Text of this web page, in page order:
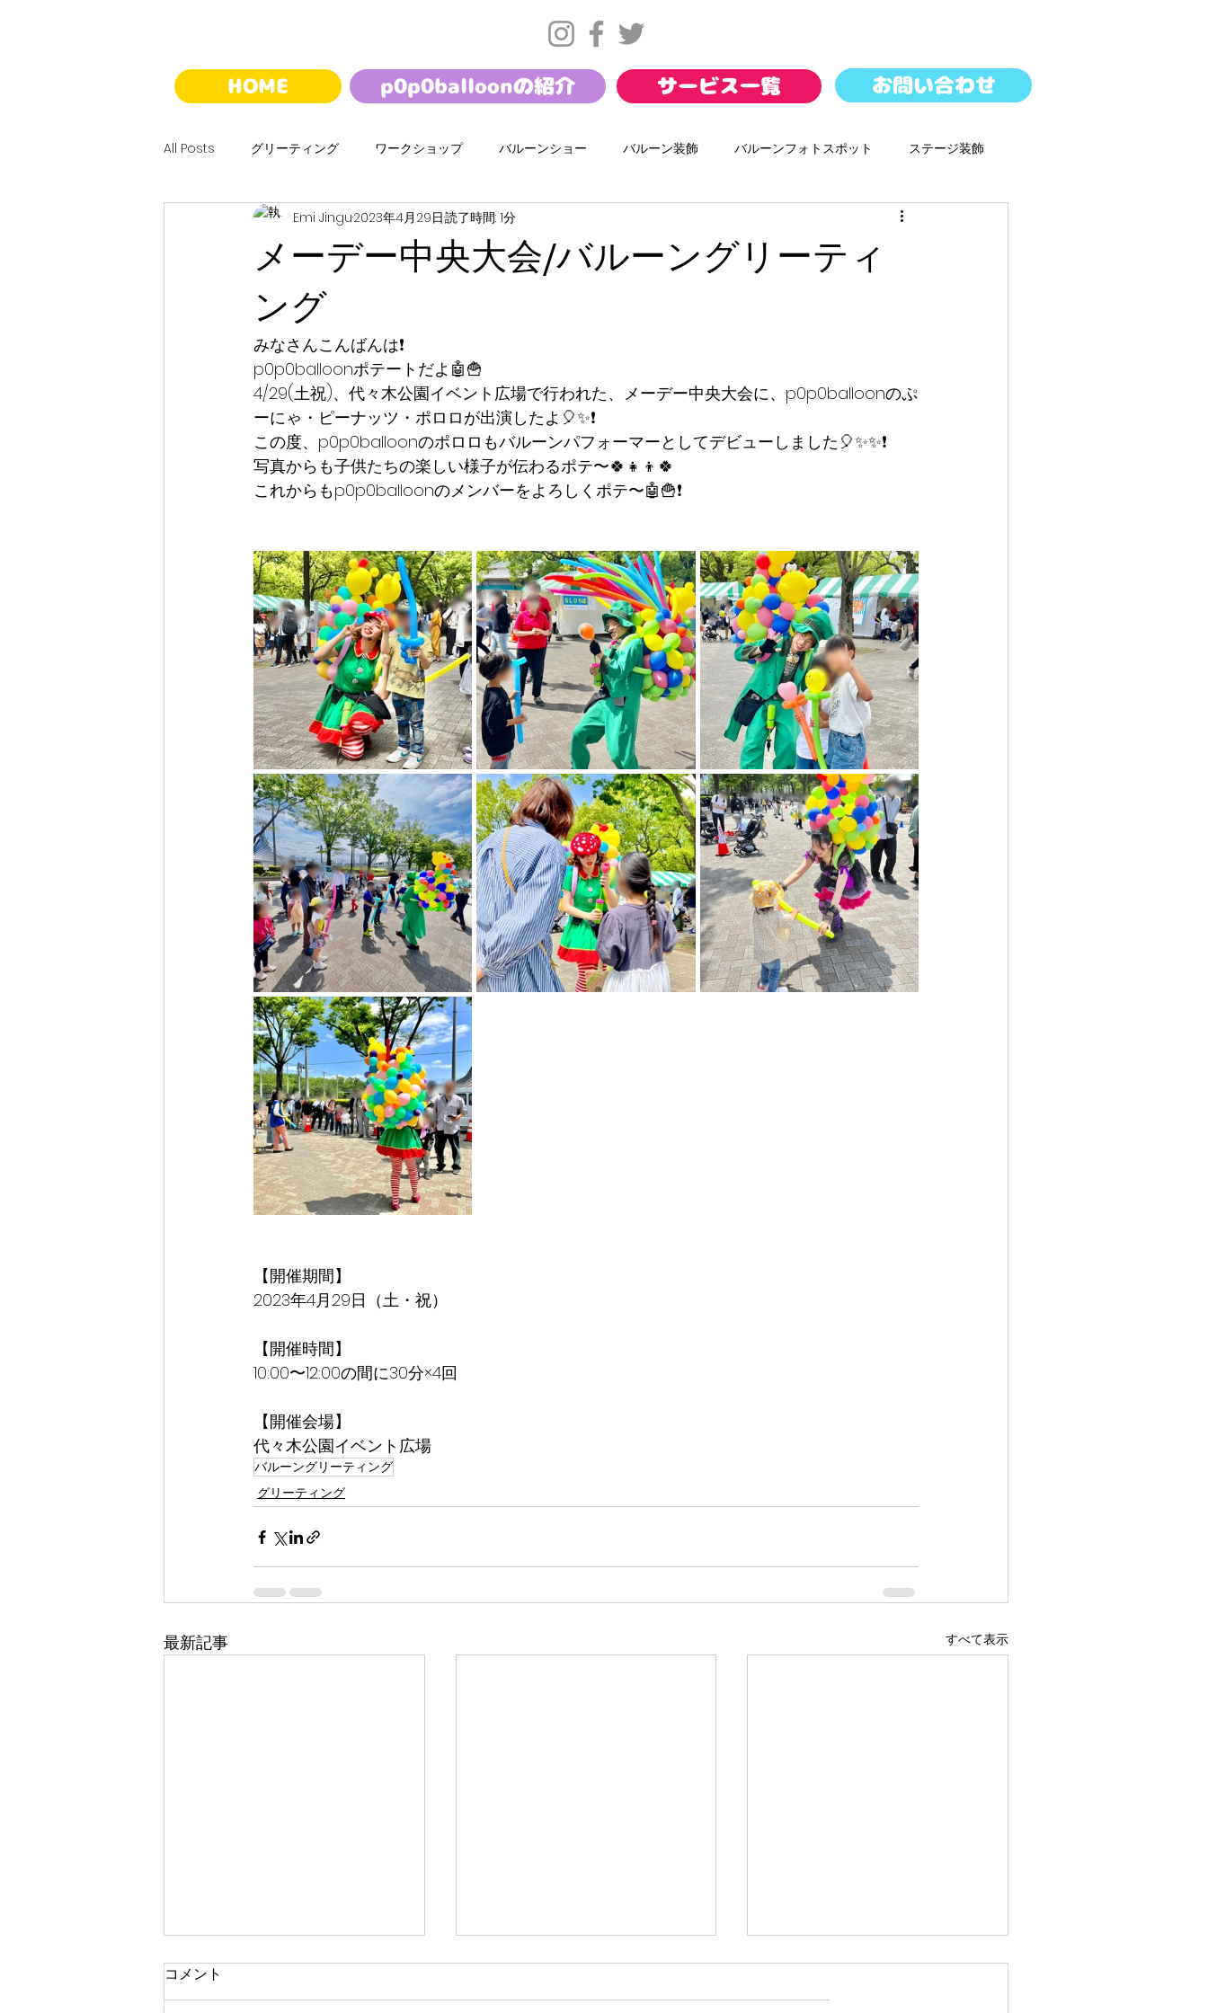
HOME p0p0balloonの紹介 サービス一覧 お問い合わせ
All Posts グリーティング ワークショップ バルーンショー バルーン装飾 バルーンフォトスポット ステージ装飾
ハロウィン クリスマス サマー バレンタイン バルーンドロップ
バルーンくじ 夢バルーンウォール
メーデー中央大会/バルーングリーティ
ング
Emi Jingu2023年4月29日読了時間: 1分
みなさんこんばんは❗️
p0p0balloonポテートだよ🤖🍟
4/29(土祝)、代々木公園イベント広場で行われた、メーデー中央大会に、p0p0balloonのぷ
ーにゃ・ピーナッツ・ポロロが出演したよ🎈✨❗
この度、p0p0balloonのポロロもバルーンパフォーマーとしてデビューしました🎈✨✨❗️
写真からも子供たちの楽しい様子が伝わるポテ〜🍀👧👦🍀
これからもp0p0balloonのメンバーをよろしくポテ〜🤖🍟❗️
【開催期間】
2023年4月29日（土・祝）
【開催時間】
10:00〜12:00の間に30分×4回
【開催会場】
代々木公園イベント広場
バルーングリーティング
グリーティング
最新記事 すべて表示
コメント